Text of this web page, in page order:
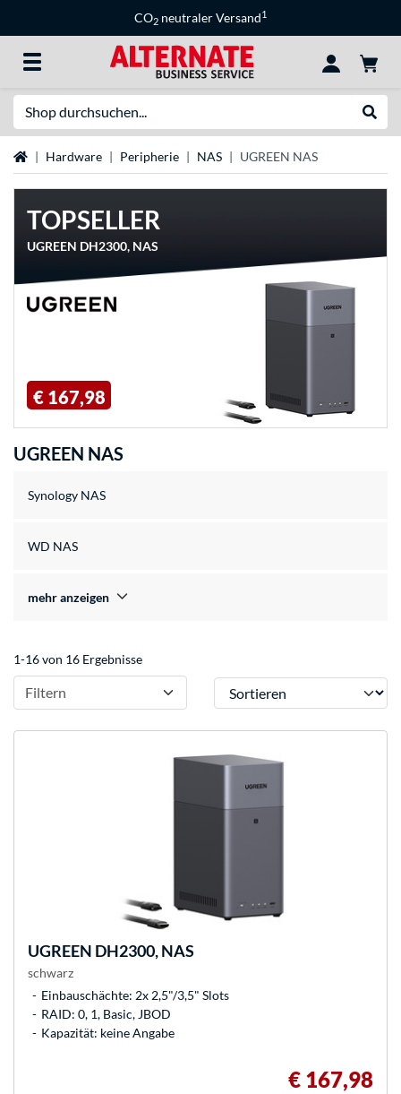
CO2 neutraler Versand1
StartseiteHardware Peripherie NAS UGREEN NAS
TOPSELLER
UGREEN DH2300, NAS
€ 167,98
UGREEN NAS
Synology NAS
WD NAS
mehr anzeigen
1-16 von 16 Ergebnisse
Filtern Sortieren
UGREEN DH2300, NAS
schwarz
Einbauschächte: 2x 2,5"/3,5" Slots
RAID: 0, 1, Basic, JBOD
Kapazität: keine Angabe
€ 167,98